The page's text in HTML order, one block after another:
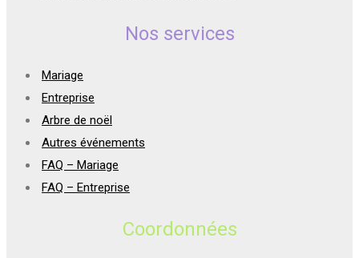
Nos services
Mariage
Entreprise
Arbre de noël
Autres événements
FAQ – Mariage
FAQ – Entreprise
Coordonnées